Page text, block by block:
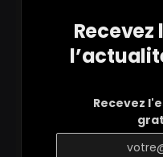
Recevez
Recevez